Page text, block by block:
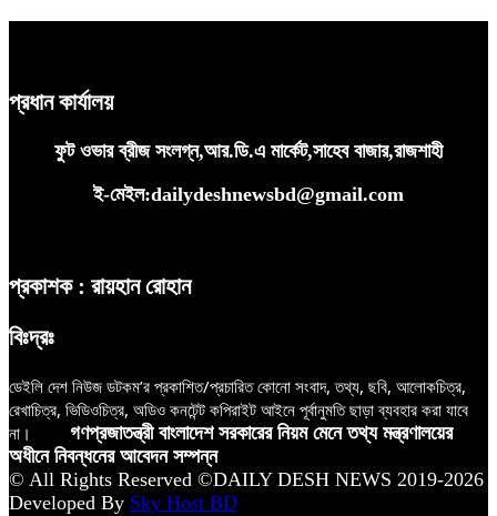
প্রধান কার্যালয়
ফুট ওভার ব্রীজ সংলগ্ন,আর.ডি.এ মার্কেট,সাহেব বাজার,রাজশাহী
ই-মেইল:dailydeshnewsbd@gmail.com
প্রকাশক : রায়হান রোহান
বিঃদ্রঃ
ডেইলি দেশ নিউজ ডটকম’র প্রকাশিত/প্রচারিত কোনো সংবাদ, তথ্য, ছবি, আলোকচিত্র,
রেখাচিত্র, ভিডিওচিত্র, অডিও কনটেন্ট কপিরাইট আইনে পূর্বানুমতি ছাড়া ব্যবহার করা যাবে
না।
গণপ্রজাতন্ত্রী বাংলাদেশ সরকারের নিয়ম মেনে তথ্য মন্ত্রণালয়ের
অধীনে নিবন্ধনের আবেদন সম্পন্ন
© All Rights Reserved ©DAILY DESH NEWS 2019-2026
Developed By Sky Host BD